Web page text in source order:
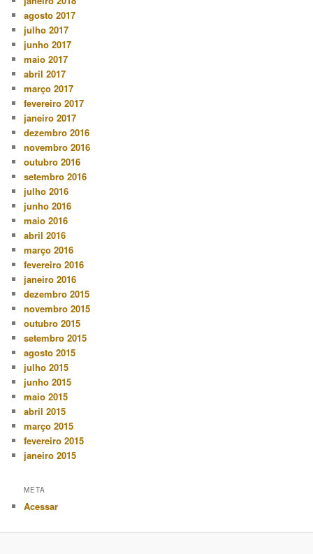
agosto 2017
julho 2017
junho 2017
maio 2017
abril 2017
março 2017
fevereiro 2017
janeiro 2017
dezembro 2016
novembro 2016
outubro 2016
setembro 2016
julho 2016
junho 2016
maio 2016
abril 2016
março 2016
fevereiro 2016
janeiro 2016
dezembro 2015
novembro 2015
outubro 2015
setembro 2015
agosto 2015
julho 2015
junho 2015
maio 2015
abril 2015
março 2015
fevereiro 2015
janeiro 2015
META
Acessar